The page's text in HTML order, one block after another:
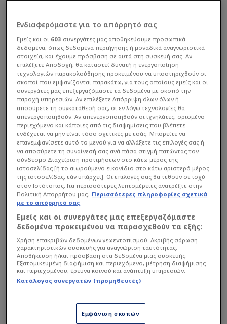
Με ανάρτησή του στο Instagram ο ισχυρός
άνδρας του Τριφυλλιού ανέφερε ότι όλοι στην
ομάδα, όπως και οι φίλαθλοι, περιμένουν με
ανυπομονησία την απάντηση της διοργάνωσης,
δημοσιεύοντας μάλιστα και βίντεο με φάσεις.
Διαβάστε επίσης...
και υπόσχεση για
Παναθηναϊκό: «Ήρθαν και
Ενδιαφερόμαστε για το απόρρητό σας
Εμείς και οι 603 συνεργάτες μας αποθηκεύουμε προσωπικά
δεδομένα, όπως δεδομένα περιήγησης ή μοναδικά αναγνωριστικά
στοιχεία, και έχουμε πρόσβαση σε αυτά στη συσκευή σας. Αν
επιλέξετε Αποδοχή, θα καταστεί δυνατή η ενεργοποίηση
τεχνολογιών παρακολούθησης προκειμένου να υποστηριχθούν οι
σκοποί που εμφανίζονται παρακάτω, για τους οποίους εμείς και οι
συνεργάτες μας επεξεργαζόμαστε τα δεδομένα με σκοπό την
παροχή υπηρεσιών. Αν επιλέξετε Απόρριψη όλων όλων ή
αποσύρετε τη συγκατάθεσή σας, οι εν λόγω τεχνολογίες θα
απενεργοποιηθούν. Αν απενεργοποιηθούν οι ιχνηλάτες, ορισμένο
περιεχόμενο και κάποιες από τις διαφημίσεις που βλέπετε
ενδέχεται να μην είναι τόσο σχετικές με εσάς. Μπορείτε να
επανεμφανίσετε αυτό το μενού για να αλλάξετε τις επιλογές σας ή
να αποσύρετε τη συναίνεσή σας ανά πάσα στιγμή πατώντας τον
σύνδεσμο Διαχείριση προτιμήσεων στο κάτω μέρος της
ιστοσελίδας [ή το αιωρούμενο εικονίδιο στο κάτω αριστερό μέρος
της ιστοσελίδας, εάν υπάρχει]. Οι επιλογές σας θα τεθούν σε ισχύ
στον Ιστότοπος. Για περισσότερες λεπτομέρειες ανατρέξτε στην
Πολιτική Απορρήτου μας. Περισσότερες πληροφορίες σχετικά
με το απόρρητό σας
Εμείς και οι συνεργάτες μας επεξεργαζόμαστε
δεδομένα προκειμένου να παρασχεθούν τα εξής:
Χρήση επακριβών δεδομένων γεωεντοπισμού. Ακριβής σάρωση
χαρακτηριστικών συσκευής για αναγνώριση ταυτότητας.
Αποθήκευση ή/και πρόσβαση στα δεδομένα μιας συσκευής.
Εξατομικευμένη διαφήμιση και περιεχόμενο, μέτρηση διαφήμισης
και περιεχομένου, έρευνα κοινού και ανάπτυξη υπηρεσιών.
Κατάλογος συνεργατών (προμηθευτές)
Εμφάνιση σκοπών